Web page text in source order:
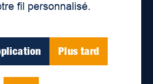
fil personnalisé.
Plus tard